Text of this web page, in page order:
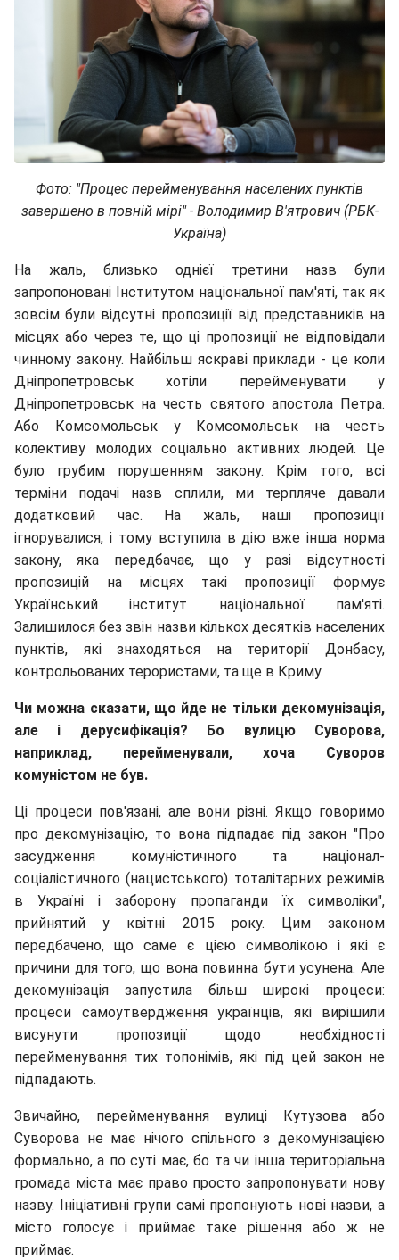
Фото: "Процес перейменування населених пунктів
завершено в повній мірі" - Володимир В'ятрович (РБК-
Україна)
На жаль, близько однієї третини назв були
запропоновані Інститутом національної пам'яті, так як
зовсім були відсутні пропозиції від представників на
місцях або через те, що ці пропозиції не відповідали
чинному закону. Найбільш яскраві приклади - це коли
Дніпропетровськ хотіли перейменувати у
Дніпропетровськ на честь святого апостола Петра.
Або Комсомольськ у Комсомольськ на честь
колективу молодих соціально активних людей. Це
було грубим порушенням закону. Крім того, всі
терміни подачі назв сплили, ми терпляче давали
додатковий час. На жаль, наші пропозиції
ігнорувалися, і тому вступила в дію вже інша норма
закону, яка передбачає, що у разі відсутності
пропозицій на місцях такі пропозиції формує
Український інститут національної пам'яті.
Залишилося без звін назви кількох десятків населених
пунктів, які знаходяться на території Донбасу,
контрольованих терористами, та ще в Криму.
Чи можна сказати, що йде не тільки декомунізація,
але і дерусифікація? Бо вулицю Суворова,
наприклад, перейменували, хоча Суворов
комуністом не був.
Ці процеси пов'язані, але вони різні. Якщо говоримо
про декомунізацію, то вона підпадає під закон "Про
засудження комуністичного та націонал-
соціалістичного (нацистського) тоталітарних режимів
в Україні і заборону пропаганди їх символіки",
прийнятий у квітні 2015 року. Цим законом
передбачено, що саме є цією символікою і які є
причини для того, що вона повинна бути усунена. Але
декомунізація запустила більш широкі процеси:
процеси самоутвердження українців, які вирішили
висунути пропозиції щодо необхідності
перейменування тих топонімів, які під цей закон не
підпадають.
Звичайно, перейменування вулиці Кутузова або
Суворова не має нічого спільного з декомунізацією
формально, а по суті має, бо та чи інша територіальна
громада міста має право просто запропонувати нову
назву. Ініціативні групи самі пропонують нові назви, а
місто голосує і приймає таке рішення або ж не
приймає.